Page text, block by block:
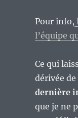
Pour info,
l’équipe
Ce qui
dérivée
dernière
que je ne